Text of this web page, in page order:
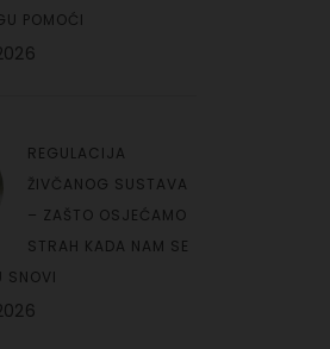
POMOĆI
REGULACIJA
ŽIVČANOG SUSTAVA
– ZAŠTO OSJEĆAMO
STRAH KADA NAM SE
SNOVI